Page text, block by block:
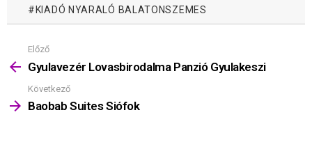
KIADÓ NYARALÓ BALATONSZEMES
Mutass
többet
Előző
Gyulavezér Lovasbirodalma Panzió Gyulakeszi
Következő
Baobab Suites Siófok